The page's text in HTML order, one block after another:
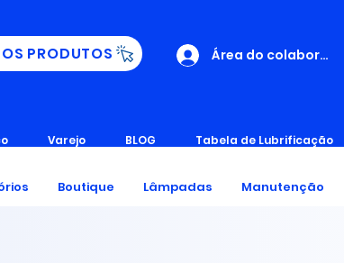
PRODUTOS Área do colaborador
Varejo BLOG Tabela de Lubrificação
Boutique Lâmpadas Manutenção